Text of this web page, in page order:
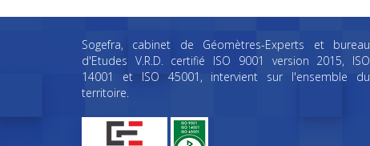
Sogefra, cabinet de Géomètres-Experts et bureau
d'Etudes V.R.D. certifié ISO 9001 version 2015, ISO
14001 et ISO 45001, intervient sur l'ensemble du
territoire.